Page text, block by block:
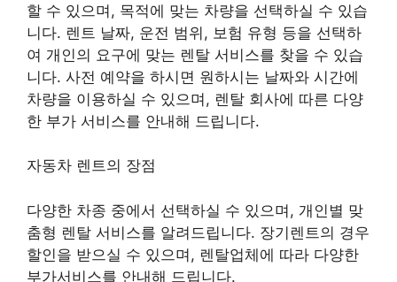
할 수 있으며, 목적에 맞는 차량을 선택하실 수 있습
니다. 렌트 날짜, 운전 범위, 보험 유형 등을 선택하
여 개인의 요구에 맞는 렌탈 서비스를 찾을 수 있습
니다. 사전 예약을 하시면 원하시는 날짜와 시간에
차량을 이용하실 수 있으며, 렌탈 회사에 따른 다양
한 부가 서비스를 안내해 드립니다.
자동차 렌트의 장점
다양한 차종 중에서 선택하실 수 있으며, 개인별 맞
춤형 렌탈 서비스를 알려드립니다. 장기렌트의 경우
할인을 받으실 수 있으며, 렌탈업체에 따라 다양한
부가서비스를 안내해 드립니다.